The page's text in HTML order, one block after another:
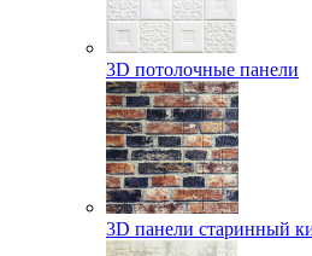
3D потолочные панели
3D панели старинный